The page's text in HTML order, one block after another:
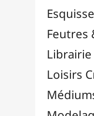
Accessoires
Colour Shapers
Couteaux à Peindre
Éponges
Lampes UV
Mannequins